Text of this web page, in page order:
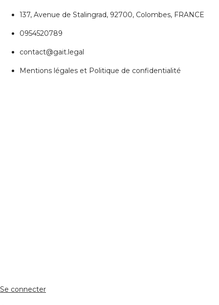
137, Avenue de Stalingrad, 92700, Colombes, FRANCE
0954520789
contact@gait.legal
Mentions légales et Politique de confidentialité
Se connecter